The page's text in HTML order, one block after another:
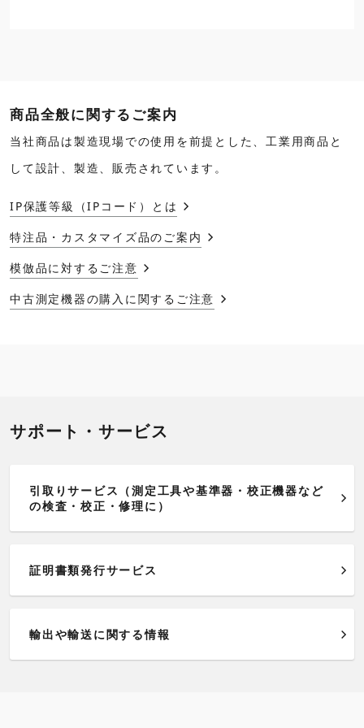
商品全般に関するご案内
当社商品は製造現場での使用を前提とした、工業用商品と
して設計、製造、販売されています。
IP保護等級（IPコード）とは
特注品・カスタマイズ品のご案内
模倣品に対するご注意
中古測定機器の購入に関するご注意
サポート・サービス
引取りサービス（測定工具や基準器・校正機器など
の検査・校正・修理に）
証明書類発行サービス
輸出や輸送に関する情報